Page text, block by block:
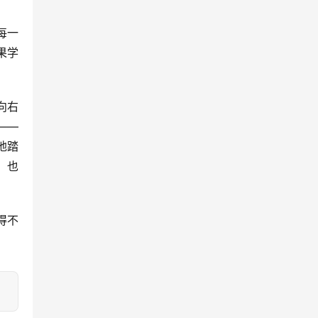
一
学
右
——
踏
也
不